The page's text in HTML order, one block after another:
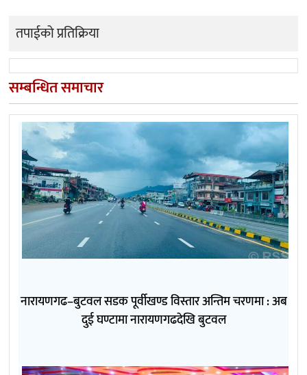
तपाईको प्रतिक्रिया
सम्बन्धित समाचार
नारायणगढ–बुटवल सडक पूर्वीखण्ड विस्तार अन्तिम चरणमा : अब
दुई घण्टामा नारायणगढदेखि बुटवल